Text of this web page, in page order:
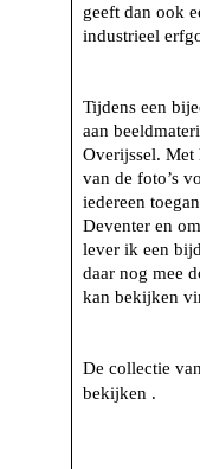
geeft dan ook
industrieel
Tijdens een
aan
Overijssel. Met
van de foto’s
iedereen
Deventer en
lever ik een
daar nog mee
kan bekijken
De collectie
bekijken .